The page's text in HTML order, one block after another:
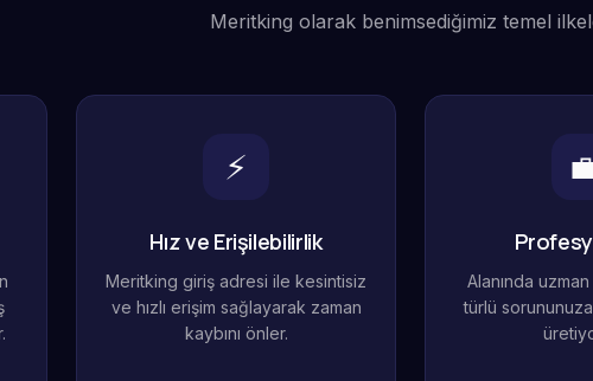
Meritking olarak benimsediğimiz temel
⚡
Hız ve Erişilebilirlik
Meritking giriş adresi ile kesintisiz
ve hızlı erişim sağlayarak zaman
kaybını önler.
Alanında
türlü